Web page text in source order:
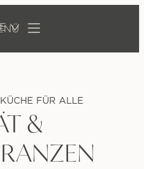
FÜR ALLE
&